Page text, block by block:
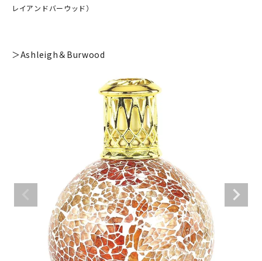
レイアンドバーウッド）
＞Ashleigh＆Burwood